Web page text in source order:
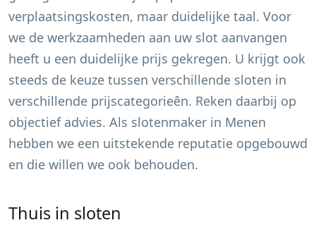
verplaatsingskosten, maar duidelijke taal. Voor
we de werkzaamheden aan uw slot aanvangen
heeft u een duidelijke prijs gekregen. U krijgt ook
steeds de keuze tussen verschillende sloten in
verschillende prijscategorieên. Reken daarbij op
objectief advies. Als slotenmaker in Menen
hebben we een uitstekende reputatie opgebouwd
en die willen we ook behouden.
Thuis in sloten